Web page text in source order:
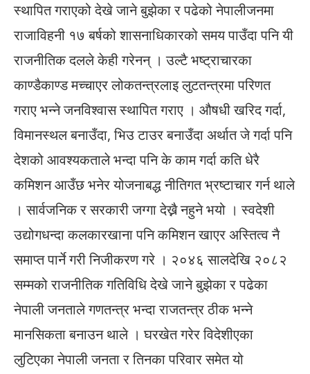
स्थापित गराएको देखे जाने बुझेका र पढेको नेपालीजनमा
राजाविहनी १७ बर्षको शासनाधिकारको समय पाउँदा पनि यी
राजनीतिक दलले केही गरेनन् । उल्टै भष्ट्राचारका
काण्डैकाण्ड मच्चाएर लोकतन्त्रलाइ लुटतन्त्रमा परिणत
गराए भन्ने जनविश्वास स्थापित गराए । औषधी खरिद गर्दा,
विमानस्थल बनाउँदा, भिउ टाउर बनाउँदा अर्थात जे गर्दा पनि
देशको आवश्यकताले भन्दा पनि के काम गर्दा कति धेरै
कमिशन आउँछ भनेर योजनाबद्ध नीतिगत भ्रष्टाचार गर्न थाले
। सार्वजनिक र सरकारी जग्गा देख्नै नहुने भयो । स्वदेशी
उद्योगधन्दा कलकारखाना पनि कमिशन खाएर अस्तित्व नै
समाप्त पार्ने गरी निजीकरण गरे । २०४६ सालदेखि २०८२
सम्मको राजनीतिक गतिविधि देखे जाने बुझेका र पढेका
नेपाली जनताले गणतन्त्र भन्दा राजतन्त्र ठीक भन्ने
मानसिकता बनाउन थाले । घरखेत गरेर विदेशीएका
लुटिएका नेपाली जनता र तिनका परिवार समेत यो